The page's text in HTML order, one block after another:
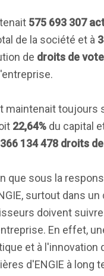
575 693 307
de la société et à
de droits de
maintenait toujours
22,64% du capital
134 478 droits
que sous la
surtout dans
doivent
En effet,
et à
d'ENGIE à long